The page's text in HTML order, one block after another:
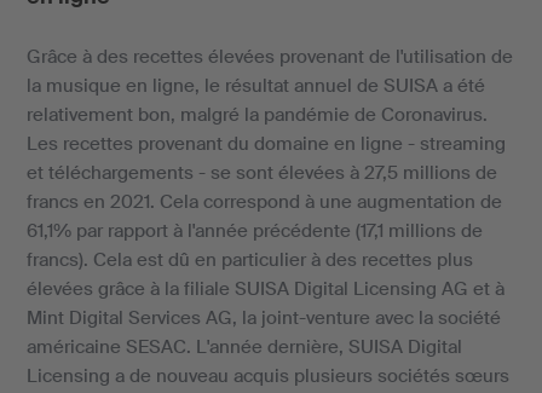
Grâce à des recettes élevées provenant de l'utilisation de
la musique en ligne, le résultat annuel de SUISA a été
relativement bon, malgré la pandémie de Coronavirus.
Les recettes provenant du domaine en ligne - streaming
et téléchargements - se sont élevées à 27,5 millions de
francs en 2021. Cela correspond à une augmentation de
61,1% par rapport à l'année précédente (17,1 millions de
francs). Cela est dû en particulier à des recettes plus
élevées grâce à la filiale SUISA Digital Licensing AG et à
Mint Digital Services AG, la joint-venture avec la société
américaine SESAC. L'année dernière, SUISA Digital
Licensing a de nouveau acquis plusieurs sociétés sœurs